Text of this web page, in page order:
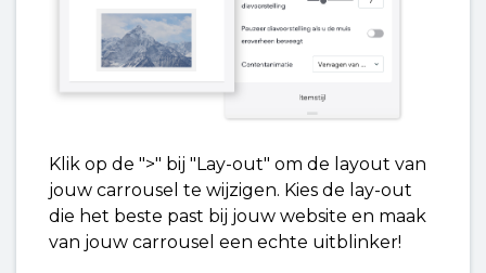
Klik op de ">" bij "Lay-out" om de layout van
jouw carrousel te wijzigen. Kies de lay-out
die het beste past bij jouw website en maak
van jouw carrousel een echte uitblinker!